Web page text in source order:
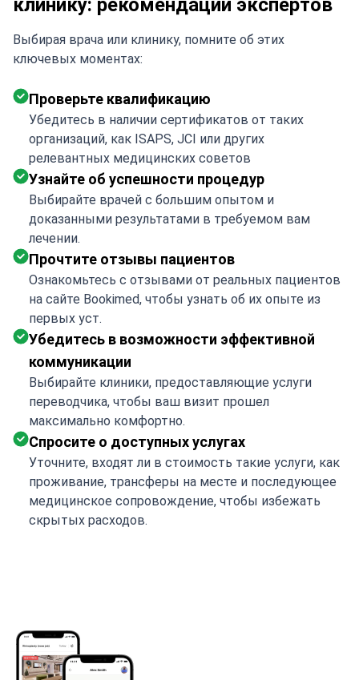
клинику: рекомендации экспертов
Выбирая врача или клинику, помните об этих
ключевых моментах:
Проверьте квалификацию
Убедитесь в наличии сертификатов от таких
организаций, как ISAPS, JCI или других
релевантных медицинских советов
Узнайте об успешности процедур
Выбирайте врачей с большим опытом и
доказанными результатами в требуемом вам
лечении.
Прочтите отзывы пациентов
Ознакомьтесь с отзывами от реальных пациентов
на сайте Bookimed, чтобы узнать об их опыте из
первых уст.
Убедитесь в возможности эффективной
коммуникации
Выбирайте клиники, предоставляющие услуги
переводчика, чтобы ваш визит прошел
максимально комфортно.
Спросите о доступных услугах
Уточните, входят ли в стоимость такие услуги, как
проживание, трансферы на месте и последующее
медицинское сопровождение, чтобы избежать
скрытых расходов.